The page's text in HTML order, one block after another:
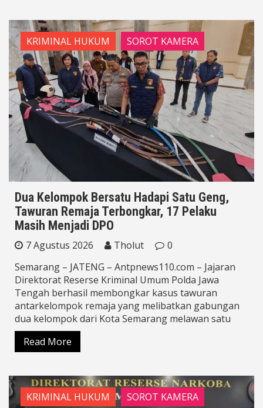
KRIMINAL HUKUM SOROT KAMERA
Dua Kelompok Bersatu Hadapi Satu Geng,
Tawuran Remaja Terbongkar, 17 Pelaku
Masih Menjadi DPO
7 Agustus 2026 Tholut
0
Semarang – JATENG – Antpnews110.com – Jajaran
Direktorat Reserse Kriminal Umum Polda Jawa
Tengah berhasil membongkar kasus tawuran
antarkelompok remaja yang melibatkan gabungan
dua kelompok dari Kota Semarang melawan satu
Read More
KRIMINAL HUKUM SOROT KAMERA